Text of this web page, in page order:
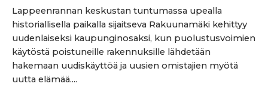
Lappeenrannan keskustan tuntumassa upealla
historiallisella paikalla sijaitseva Rakuunamäki kehittyy
uudenlaiseksi kaupunginosaksi, kun puolustusvoimien
käytöstä poistuneille rakennuksille lähdetään
hakemaan uudiskäyttöä ja uusien omistajien myötä
uutta elämää....